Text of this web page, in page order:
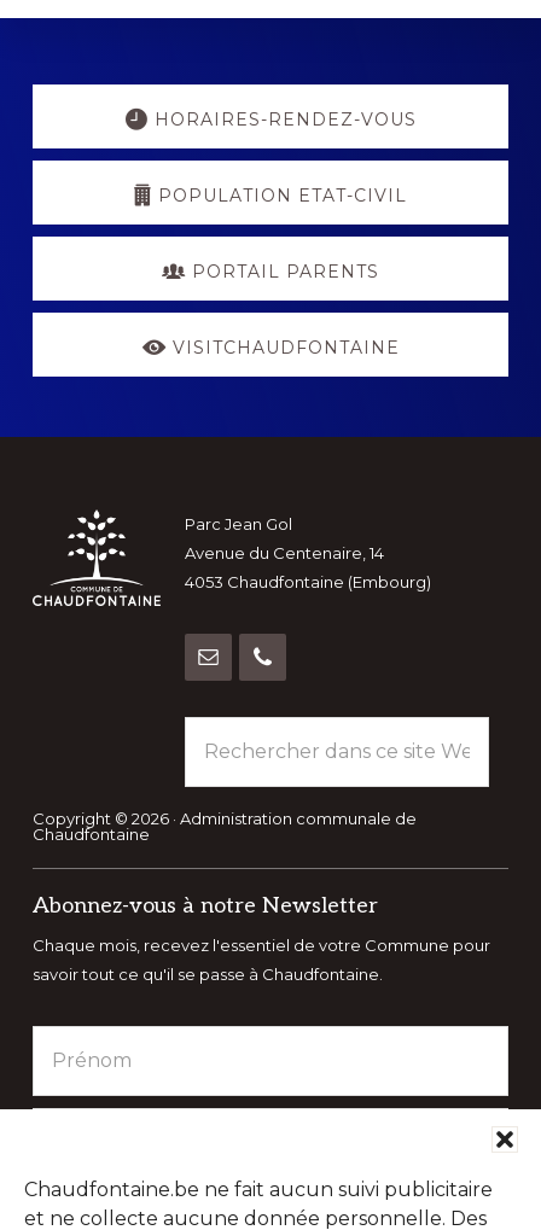
Chaudfontaine.be ne fait aucun suivi publicitaire
et ne collecte aucune donnée personnelle. Des
Explore
HORAIRES-RENDEZ-VOUS
POPULATION ETAT-CIVIL
PORTAIL PARENTS
VISITCHAUDFONTAINE
Footer
Parc Jean Gol
Avenue du Centenaire, 14
4053 Chaudfontaine (Embourg)
dans
ce
site
Copyright © 2026 · Administration communale de
Chaudfontaine
Abonnez-vous à notre Newsletter
Chaque mois, recevez l'essentiel de votre Commune pour
savoir tout ce qu'il se passe à Chaudfontaine.